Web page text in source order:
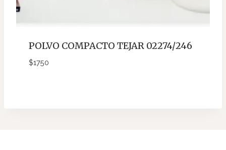
POLVO COMPACTO TEJAR 02274/246
$1750